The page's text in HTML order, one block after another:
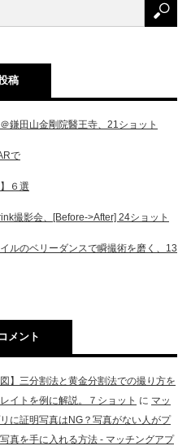
稿
鎌田山金剛院醫王寺、21ショット
で
６選
撮影会、[Before->After] 24ショット
ルのベリーダンスで瞬撮術を磨く、13
メント
図】三分割法と黄金分割法での撮り方を
イトを例に解説。７ショット に マッ
に証明写真はNG？写真がない人がプ
真を手に入れる方法 - マッチングアプ